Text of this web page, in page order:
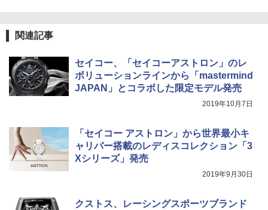
可能 安全ロック付き 高安全性 金属製耐久 コ
ンパクト多機能設計 持ち運び便利 アウトド
ア/オフィス/教育現場/展示会用 緑
HYREKK 八角形タープ 防水タープ 3×4.5m
ブラックラバーコーティング UPF50+ UVカ
ット 5000mm耐水圧 210D生地 遮光
関連記事
セイコー、「セイコーアストロン」のレ
ボリューションラインから「mastermind
JAPAN」とコラボした限定モデル発売
2019年10月7日
「セイコー アストロン」から世界最小キ
ャリバー搭載のレディスコレクション「3
Xシリーズ」発売
2019年9月30日
クストス、レーシングスポーツブランド